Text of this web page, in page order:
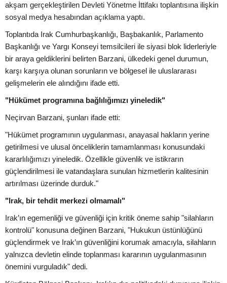
akşam gerçekleştirilen Devleti Yönetme İttifakı toplantısına ilişkin
sosyal medya hesabından açıklama yaptı.
Toplantıda Irak Cumhurbaşkanlığı, Başbakanlık, Parlamento
Başkanlığı ve Yargı Konseyi temsilcileri ile siyasi blok liderleriyle
bir araya geldiklerini belirten Barzani, ülkedeki genel durumun,
karşı karşıya olunan sorunların ve bölgesel ile uluslararası
gelişmelerin ele alındığını ifade etti.
"Hükümet programına bağlılığımızı yineledik"
Neçirvan Barzani, şunları ifade etti:
"Hükümet programının uygulanması, anayasal hakların yerine
getirilmesi ve ulusal önceliklerin tamamlanması konusundaki
kararlılığımızı yineledik. Özellikle güvenlik ve istikrarın
güçlendirilmesi ile vatandaşlara sunulan hizmetlerin kalitesinin
artırılması üzerinde durduk."
"Irak, bir tehdit merkezi olmamalı"
Irak’ın egemenliği ve güvenliği için kritik öneme sahip "silahların
kontrolü" konusuna değinen Barzani, "Hukukun üstünlüğünü
güçlendirmek ve Irak’ın güvenliğini korumak amacıyla, silahların
yalnızca devletin elinde toplanması kararının uygulanmasının
önemini vurguladık" dedi.